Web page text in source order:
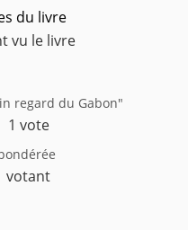
du livre
vu le livre
regard du Gabon"
1 vote
votant